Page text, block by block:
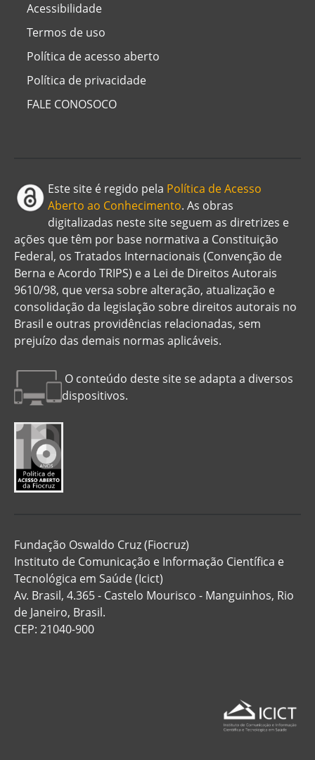
Acessibilidade
Termos de uso
Política de acesso aberto
Política de privacidade
FALE CONOSOCO
Este site é regido pela Política de Acesso
Aberto ao Conhecimento. As obras
digitalizadas neste site seguem as diretrizes e
ações que têm por base normativa a Constituição
Federal, os Tratados Internacionais (Convenção de
Berna e Acordo TRIPS) e a Lei de Direitos Autorais
9610/98, que versa sobre alteração, atualização e
consolidação da legislação sobre direitos autorais no
Brasil e outras providências relacionadas, sem
prejuízo das demais normas aplicáveis.
O conteúdo deste site se adapta a diversos
dispositivos.
Fundação Oswaldo Cruz (Fiocruz)
Instituto de Comunicação e Informação Científica e
Tecnológica em Saúde (Icict)
Av. Brasil, 4.365 - Castelo Mourisco - Manguinhos, Rio
de Janeiro, Brasil.
CEP: 21040-900